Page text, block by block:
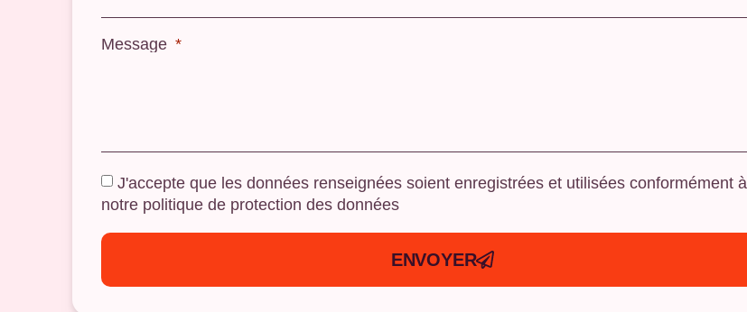
Message
J'accepte que les données renseignées soient enregistrées et utilisées conformément à
notre politique de protection des données
ENVOYER